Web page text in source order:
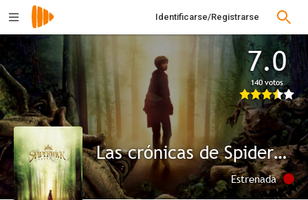
Identificarse/Registrarse
7.0
140 votos
Las crónicas de Spiderwick
Estrenada